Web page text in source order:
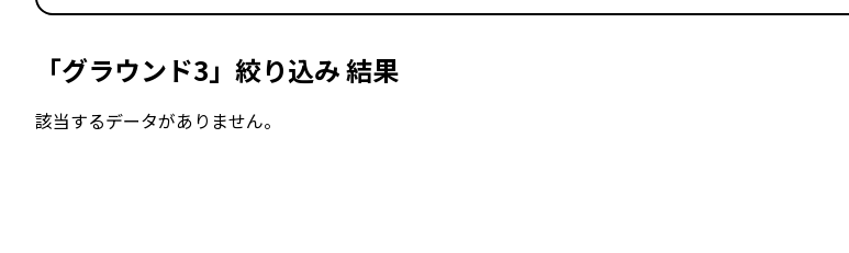
「グラウンド3」絞り込み 結果
該当するデータがありません。